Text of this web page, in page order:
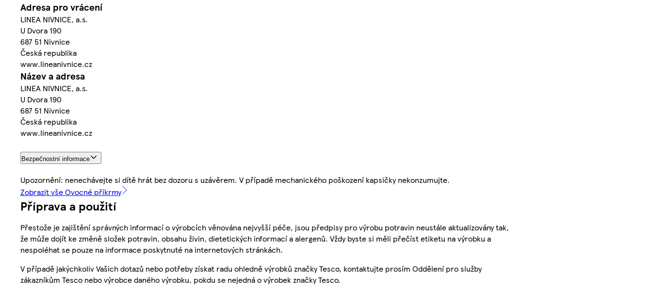
Adresa pro vrácení
LINEA NIVNICE, a.s.
U Dvora 190
687 51 Nivnice
Česká republika
www.lineanivnice.cz
Název a adresa
LINEA NIVNICE, a.s.
U Dvora 190
687 51 Nivnice
Česká republika
www.lineanivnice.cz
Bezpečnostní informace
Upozornění: nenechávejte si dítě hrát bez dozoru s uzávěrem. V případě mechanického poškození kapsičky nekonzumujte.
Zobrazit vše Ovocné příkrmy
Příprava a použití
Přestože je zajištění správných informací o výrobcích věnována nejvyšší péče, jsou předpisy pro výrobu potravin neustále aktualizovány tak,
že může dojít ke změně složek potravin, obsahu živin, dietetických informací a alergenů. Vždy byste si měli přečíst etiketu na výrobku a
nespoléhat se pouze na informace poskytnuté na internetových stránkách.
V případě jakýchkoliv Vašich dotazů nebo potřeby získat radu ohledně výrobků značky Tesco, kontaktujte prosím Oddělení pro služby
zákazníkům Tesco nebo výrobce daného výrobku, pokdu se nejedná o výrobek značky Tesco.